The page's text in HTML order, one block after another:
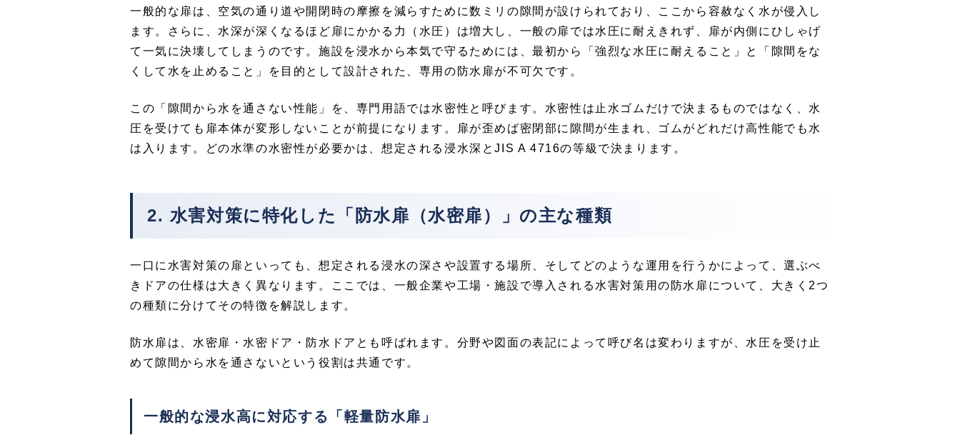
一般的な扉は、空気の通り道や開閉時の摩擦を減らすために数ミリの隙間が設けられており、ここから容赦なく水が侵入し
ます。さらに、水深が深くなるほど扉にかかる力（水圧）は増大し、一般の扉では水圧に耐えきれず、扉が内側にひしゃげ
て一気に決壊してしまうのです。施設を浸水から本気で守るためには、最初から「強烈な水圧に耐えること」と「隙間をな
くして水を止めること」を目的として設計された、専用の防水扉が不可欠です。
この「隙間から水を通さない性能」を、専門用語では水密性と呼びます。水密性は止水ゴムだけで決まるものではなく、水
圧を受けても扉本体が変形しないことが前提になります。扉が歪めば密閉部に隙間が生まれ、ゴムがどれだけ高性能でも水
は入ります。どの水準の水密性が必要かは、想定される浸水深とJIS A 4716の等級で決まります。
2. ⽔害対策に特化した「防⽔扉（⽔密扉）」の主な種類
一口に水害対策の扉といっても、想定される浸水の深さや設置する場所、そしてどのような運用を行うかによって、選ぶべ
きドアの仕様は大きく異なります。ここでは、一般企業や工場・施設で導入される水害対策用の防水扉について、大きく2つ
の種類に分けてその特徴を解説します。
防水扉は、水密扉・水密ドア・防水ドアとも呼ばれます。分野や図面の表記によって呼び名は変わりますが、水圧を受け止
めて隙間から水を通さないという役割は共通です。
一般的な浸水高に対応する「軽量防水扉」